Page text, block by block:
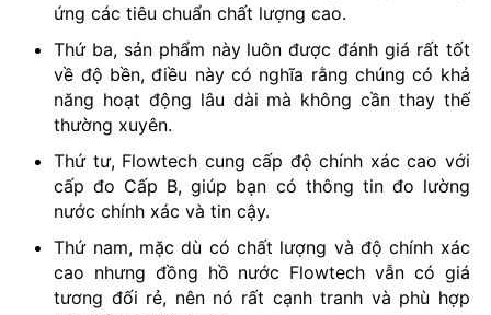
ứng các tiêu chuẩn chất lượng cao.
Thứ ba, sản phẩm này luôn được đánh giá rất tốt
về độ bền, điều này có nghĩa rằng chúng có khả
năng hoạt động lâu dài mà không cần thay thế
thường xuyên.
Thứ tư, Flowtech cung cấp độ chính xác cao với
cấp đo Cấp B, giúp bạn có thông tin đo lường
nước chính xác và tin cậy.
Thứ nam, mặc dù có chất lượng và độ chính xác
cao nhưng đồng hồ nước Flowtech vẫn có giá
tương đối rẻ, nên nó rất cạnh tranh và phù hợp